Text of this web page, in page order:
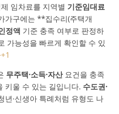
임차료를 지역별 기준임대료
가구에는 **집수리(주택개
정액 기준 충족 여부로 판정하
가능성을 빠르게 확인할 수 있
+1
무주택·소득·자산요건을 충족
키울 수 있는 길입니다. 수도권·
년·신생아 특례처럼 유형도 나